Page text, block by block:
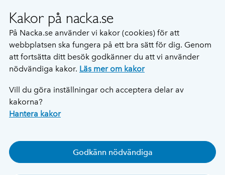
Kakor på nacka.se
På Nacka.se använder vi kakor (cookies) för att
webbplatsen ska fungera på ett bra sätt för dig. Genom
att fortsätta ditt besök godkänner du att vi använder
nödvändiga kakor. Läs mer om kakor
Vill du göra inställningar och acceptera delar av
kakorna?
Hantera kakor
Godkänn nödvändiga